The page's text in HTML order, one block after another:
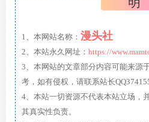
1、本网站名称： 漫头社
2、本站永久网址： https://
3、本网站的文章部分内容可能来源
考，如有侵权，请联系站长
4、本站一切资源不代表本站立场，
其真实性负责。